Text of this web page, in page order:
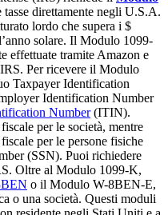
direttamente negli U.S.A.
lordo che supera i $
solare. Il Modulo 1099-
effettuate tramite Amazon e
Per ricevere il Modulo
Taxpayer Identification
Identification Number
Number(ITIN).
per le società, mentre
per le persone fisiche
(SSN). Puoi richiedere
Oltre al Modulo 1099-K,
o il Modulo W-8BEN-E,
o una società. Questi moduli